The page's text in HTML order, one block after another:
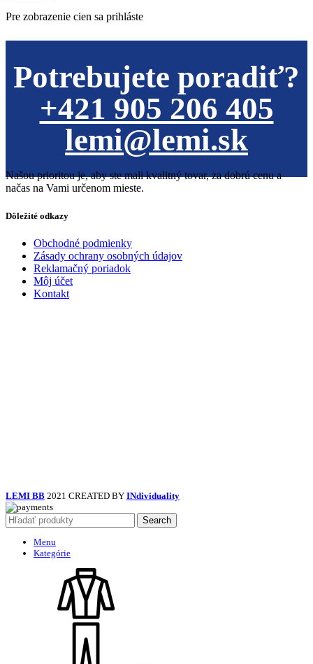
Pre zobrazenie cien sa prihláste
Potrebujete poradiť?
+421 905 206 405
lemi@lemi.sk
Našou prioritou je, aby ste mali kvalitný tovar, za dobrú cenu a
načas na Vami určenom mieste.
Dôležité odkazy
Obchodné podmienky
Zásady ochrany osobných údajov
Reklamačný poriadok
Môj účet
Kontakt
LEMI BB 2021 CREATED BY INdividuality
Search
Menu
Kategórie